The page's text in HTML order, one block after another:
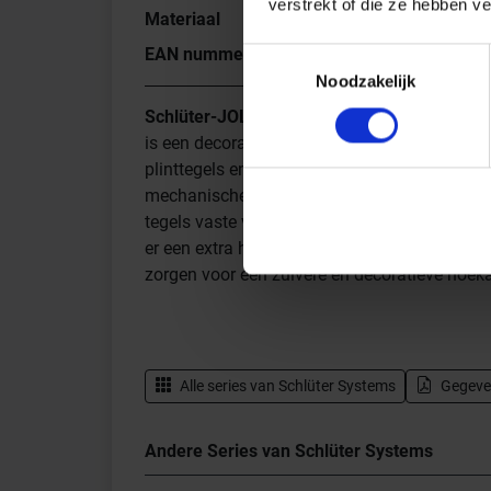
verstrekt of die ze hebben
Noodzakelijk
Materiaal
EAN nummer
Schlüter-JOLLY-A
is een decoratief profiel uit geanodiseerd
plinttegels en andere begrenzingen. Het
mechanische beschadigingen. Door de
tegels vaste voegruimtes. Door de
er een extra hechting voor het
zorgen voor een zuivere en decoratieve
Alle series van Schlüter Systems
Andere Series van Schlüter Systems